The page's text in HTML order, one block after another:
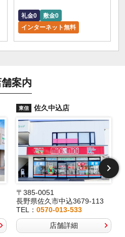
礼金0
敷金0
インターネット無料
舗案内
東信 佐久中込店
〒385-0051
長野県佐久市中込3679-113
TEL：0570-013-533
店舗詳細